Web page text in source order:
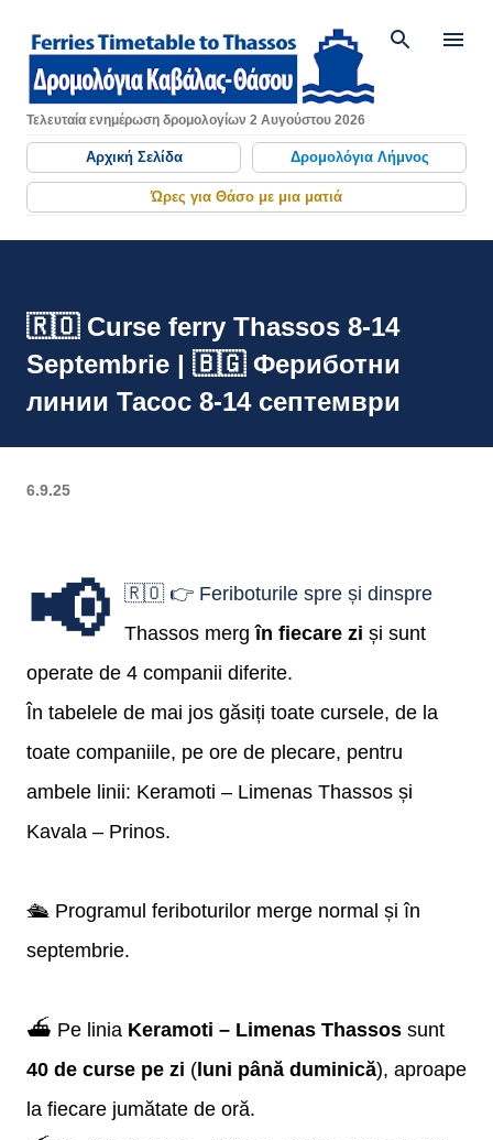
Μετάβαση στο κύριο περιεχόμενο
Τελευταία ενημέρωση δρομολογίων 2 Αυγούστου 2026
Αρχική Σελίδα Δρομολόγια Λήμνος
Ώρες για Θάσο με μια ματιά
🇷🇴 Curse ferry Thassos 8-14
Septembrie | 🇧🇬 Фериботни
линии Тасос 8-14 септември
6.9.25
📢
🇷🇴 👉 Feriboturile spre și dinspre
Thassos mergîn fiecare zi și sunt
operate de 4 companii diferite.
În tabelele de mai jos găsiți toate cursele, de la
toate companiile, pe ore de plecare, pentru
ambele linii: Keramoti – Limenas Thassos și
Kavala – Prinos.
🛳️ Programul feriboturilor merge normal și în
septembrie.
⛴️ Pe linia Keramoti – Limenas Thassos sunt
40 de curse pe zi ( luni până duminică), aproape
la fiecare jumătate de oră.